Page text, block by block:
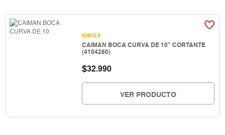
KNIPEX
CAIMAN BOCA CURVA DE 10" CORTANTE
(4104250)
$32.990
VER PRODUCTO